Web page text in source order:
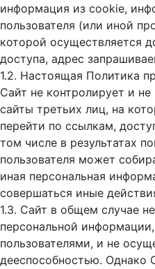
информация из cookie,
пользователя (или иной
которой осуществляется
доступа, адрес
1.2. Настоящая Политика
Сайт не контролирует и не
сайты третьих лиц, на
перейти по ссылкам,
том числе в результатах
пользователя может
иная персональная
совершаться иные
1.3. Сайт в общем случае
персональной
пользователями, и не
дееспособностью. Однако